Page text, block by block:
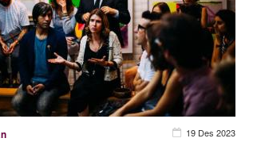
19 Des 2023